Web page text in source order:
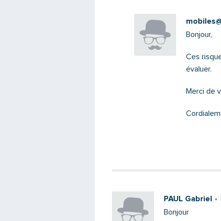
Bonjour,
Ces
évaluer.
Merci de
PAUL Gabriel
Bonjour